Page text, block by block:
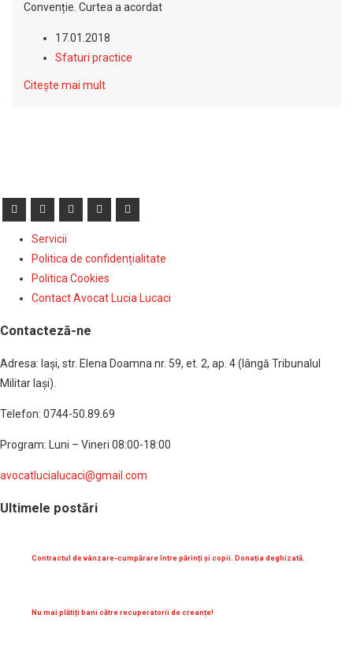
Convenție. Curtea a acordat
17.01.2018
Sfaturi practice
Citește mai mult
Servicii
Politica de confidențialitate
Politica Cookies
Contact Avocat Lucia Lucaci
Contacteză-ne
Adresa: Iaşi, str. Elena Doamna nr. 59, et. 2, ap. 4 (lângă Tribunalul
Militar Iaşi).
Telefon: 0744-50.89.69
Program: Luni – Vineri 08:00-18:00
avocatlucialucaci@gmail.com
Ultimele postări
Contractul de vânzare-cumpărare între părinți și copii. Donația deghizată.
Nu mai plătiți bani către recuperatorii de creanțe!